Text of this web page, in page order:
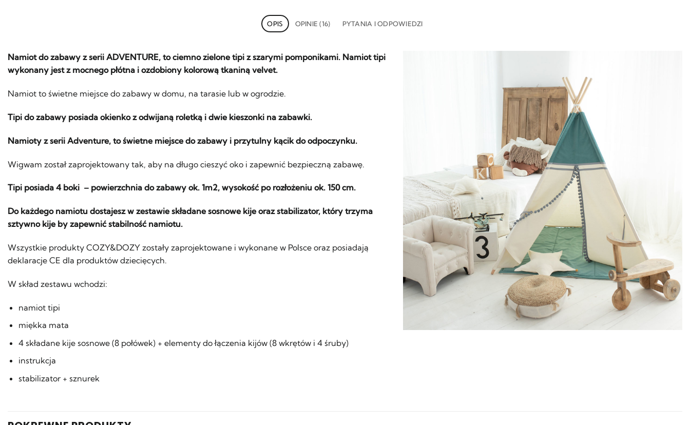
OPIS OPINIE (16) PYTANIA I ODPOWIEDZI
Namiot do zabawy z serii ADVENTURE, to ciemno zielone tipi z szarymi pomponikami. Namiot tipi
wykonany jest z mocnego płótna i ozdobiony kolorową tkaniną velvet.
Namiot to świetne miejsce do zabawy w domu, na tarasie lub w ogrodzie.
Tipi do zabawy posiada okienko z odwijaną roletką i dwie kieszonki na zabawki.
Namioty z serii Adventure, to świetne miejsce do zabawy i przytulny kącik do odpoczynku.
Wigwam został zaprojektowany tak, aby na długo cieszyć oko i zapewnić bezpieczną zabawę.
Tipi posiada 4 boki – powierzchnia do zabawy ok. 1m2, wysokość po rozłożeniu ok. 150 cm.
Do każdego namiotu dostajesz w zestawie składane sosnowe kije oraz stabilizator, który trzyma
sztywno kije by zapewnić stabilność namiotu.
Wszystkie produkty COZY&DOZY zostały zaprojektowane i wykonane w Polsce oraz posiadają
deklaracje CE dla produktów dziecięcych.
W skład zestawu wchodzi:
namiot tipi
miękka mata
4 składane kije sosnowe (8 połówek) + elementy do łączenia kijów (8 wkrętów i 4 śruby)
instrukcja
stabilizator + sznurek